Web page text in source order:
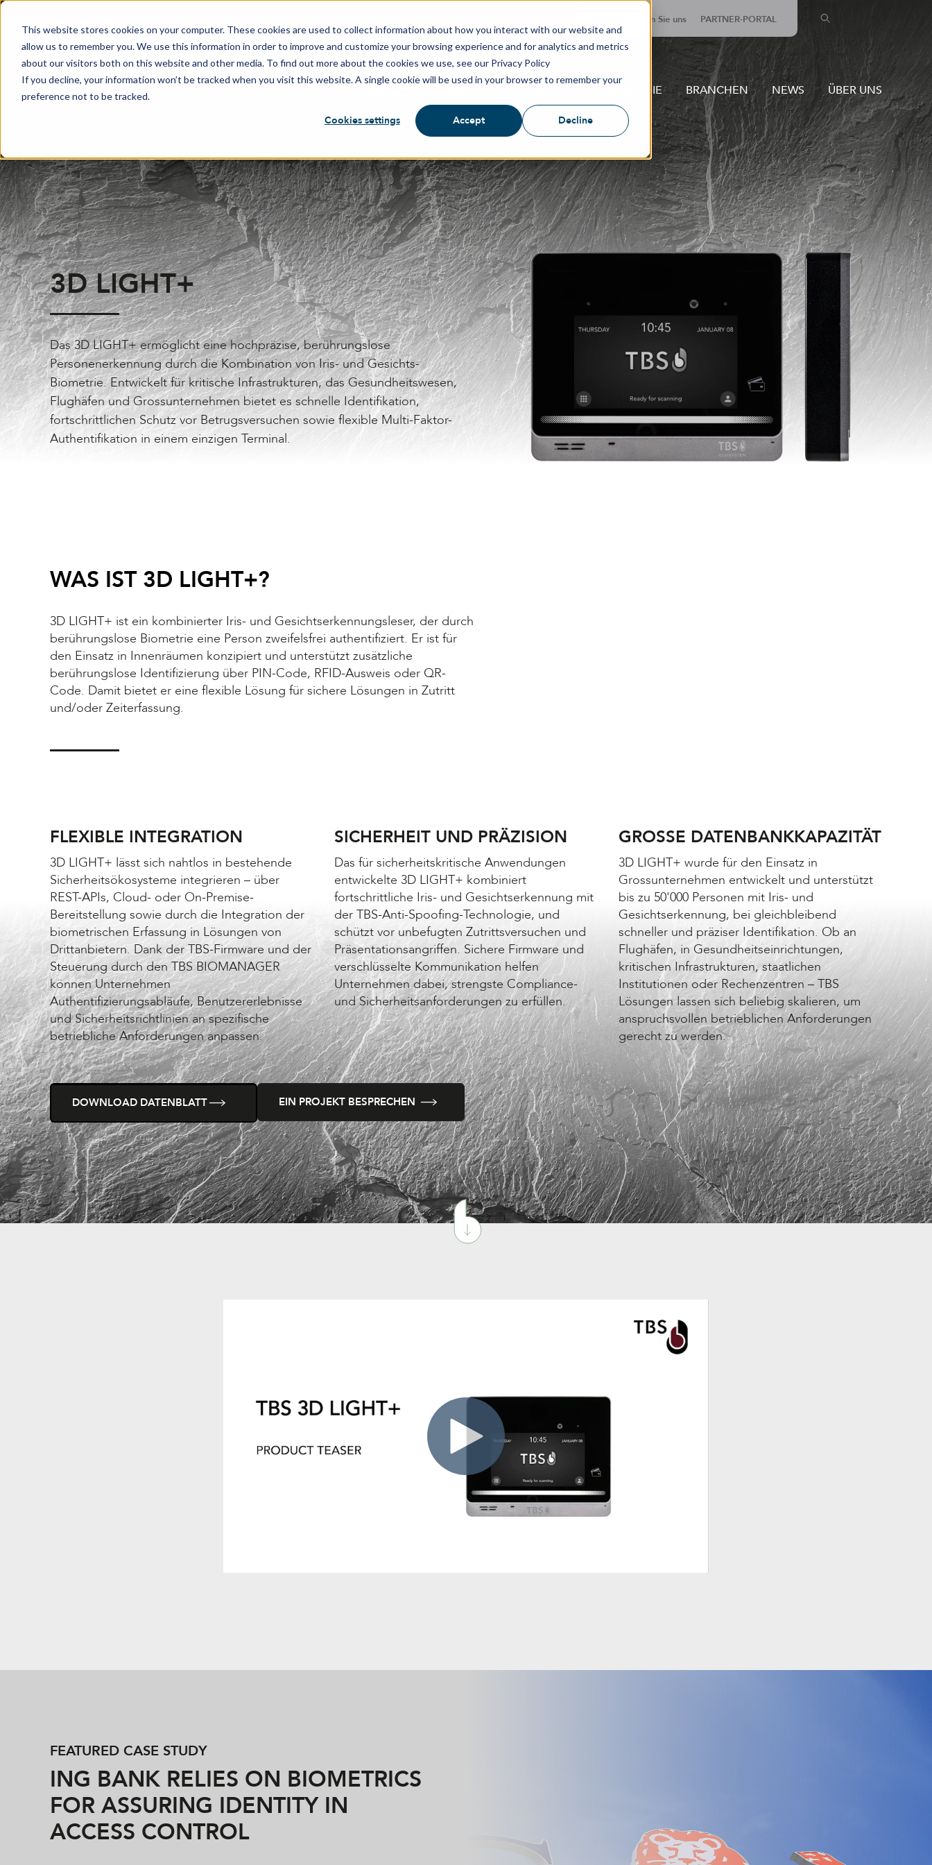
This website stores cookies on your computer. These cookies are used to collect information about how you interact with our website and
allow us to remember you. We use this information in order to improve and customize your browsing experience and for analytics and metrics
about our visitors both on this website and other media. To find out more about the cookies we use, see our Privacy Policy
If you decline, your information won’t be tracked when you visit this website. A single cookie will be used in your browser to remember your
preference not to be tracked.
Cookies settings Accept Decline
Kontaktieren Sie uns PARTNER-PORTAL
BIOMETRIE-TECHNOLOGIE BRANCHEN NEWS ÜBER UNS
3D LIGHT+
Das 3D LIGHT+ ermöglicht eine hochpräzise, berührungslose
Personenerkennung durch die Kombination von Iris- und Gesichts-
Biometrie. Entwickelt für kritische Infrastrukturen, das Gesundheitswesen,
Flughäfen und Grossunternehmen bietet es schnelle Identifikation,
fortschrittlichen Schutz vor Betrugsversuchen sowie flexible Multi-Faktor-
Authentifikation in einem einzigen Terminal.
WAS IST 3D LIGHT+?
3D LIGHT+ ist ein kombinierter Iris- und Gesichtserkennungsleser, der durch
berührungslose Biometrie eine Person zweifelsfrei authentifiziert. Er ist für
den Einsatz in Innenräumen konzipiert und unterstützt zusätzliche
berührungslose Identifizierung über PIN-Code, RFID-Ausweis oder QR-
Code. Damit bietet er eine flexible Lösung für sichere Lösungen in Zutritt
und/oder Zeiterfassung.
FLEXIBLE INTEGRATION
3D LIGHT+ lässt sich nahtlos in bestehende
Sicherheitsökosysteme integrieren – über
REST-APIs, Cloud- oder On-Premise-
Bereitstellung sowie durch die Integration der
biometrischen Erfassung in Lösungen von
Drittanbietern. Dank der TBS-Firmware und der
Steuerung durch den TBS BIOMANAGER
können Unternehmen
Authentifizierungsabläufe, Benutzererlebnisse
und Sicherheitsrichtlinien an spezifische
betriebliche Anforderungen anpassen.
SICHERHEIT UND PRÄZISION
Das für sicherheitskritische Anwendungen
entwickelte 3D LIGHT+ kombiniert
fortschrittliche Iris- und Gesichtserkennung mit
der TBS-Anti-Spoofing-Technologie, und
schützt vor unbefugten Zutrittsversuchen und
Präsentationsangriffen. Sichere Firmware und
verschlüsselte Kommunikation helfen
Unternehmen dabei, strengste Compliance-
und Sicherheitsanforderungen zu erfüllen.
GROSSE DATENBANKKAPAZITÄT
3D LIGHT+ wurde für den Einsatz in
Grossunternehmen entwickelt und unterstützt
bis zu 50'000 Personen mit Iris- und
Gesichtserkennung, bei gleichbleibend
schneller und präziser Identifikation. Ob an
Flughäfen, in Gesundheitseinrichtungen,
kritischen Infrastrukturen, staatlichen
Institutionen oder Rechenzentren – TBS
Lösungen lassen sich beliebig skalieren, um
anspruchsvollen betrieblichen Anforderungen
gerecht zu werden.
DOWNLOAD DATENBLATT EIN PROJEKT BESPRECHEN
FEATURED CASE STUDY
ING BANK RELIES ON BIOMETRICS
FOR ASSURING IDENTITY IN
ACCESS CONTROL